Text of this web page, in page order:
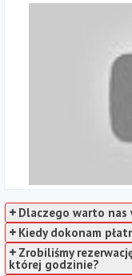
Dlaczego warto nas
Kiedy dokonam
Zrobiliśmy
której godzinie?